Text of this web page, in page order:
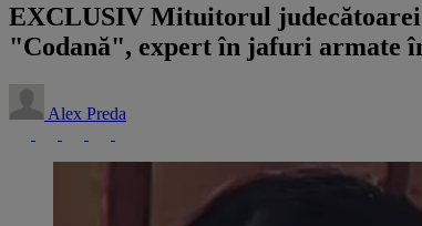
EXCLUSIV Mituitorul
"Codană", expert în jafuri armate
Alex Preda